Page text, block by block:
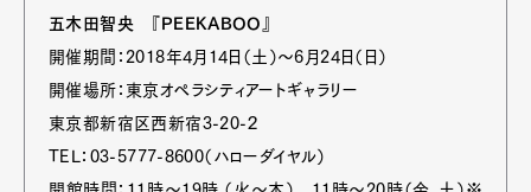
五木田智央 『PEEKABOO』
開催期間：2018年4月14日（土）～6月24日（日）
開催場所：東京オペラシティアートギャラリー
東京都新宿区西新宿3-20-２
TEL：03-5777-8600（ハローダイヤル）